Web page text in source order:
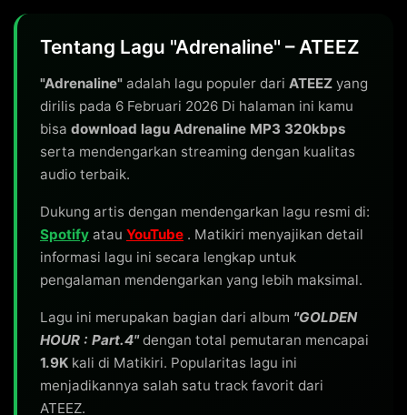
Tentang Lagu "Adrenaline" – ATEEZ
"Adrenaline" adalah lagu populer dari ATEEZ yang
dirilis pada 6 Februari 2026 Di halaman ini kamu
bisa download lagu Adrenaline MP3 320kbps
serta mendengarkan streaming dengan kualitas
audio terbaik.
Dukung artis dengan mendengarkan lagu resmi di:
Spotify atau YouTube . Matikiri menyajikan detail
informasi lagu ini secara lengkap untuk
pengalaman mendengarkan yang lebih maksimal.
Lagu ini merupakan bagian dari album "GOLDEN
HOUR : Part.4"dengan total pemutaran mencapai
1.9K kali di Matikiri. Popularitas lagu ini
menjadikannya salah satu track favorit dari
ATEEZ.